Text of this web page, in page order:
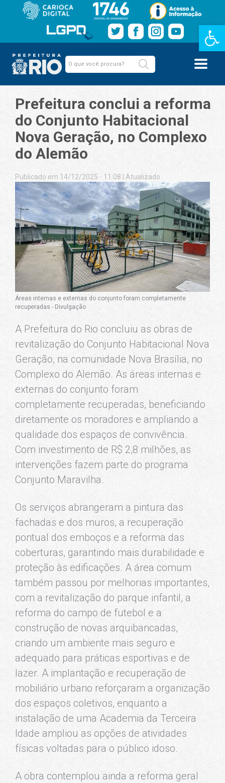
Barra de
Prefeitura conclui a reforma
do Conjunto Habitacional
Nova Geração, no Complexo
do Alemão
Publicado em 14/12/2025 - 11:08 Atualizado
Áreas internas e externas do conjunto foram completamente
recuperadas - Divulgação
A Prefeitura do Rio concluiu as obras de
revitalização do Conjunto Habitacional Nova
Geração, na comunidade Nova Brasília, no
Complexo do Alemão. As áreas internas e
externas do conjunto foram
completamente recuperadas, beneficiando
diretamente os moradores e ampliando a
qualidade dos espaços de convivência.
Com investimento de R$ 2,8 milhões, as
intervenções fazem parte do programa
Conjunto Maravilha.
Os serviços abrangeram a pintura das
fachadas e dos muros, a recuperação
pontual dos emboços e a reforma das
coberturas, garantindo mais durabilidade e
proteção às edificações. A área comum
também passou por melhorias importantes,
com a revitalização do parque infantil, a
reforma do campo de futebol e a
construção de novas arquibancadas,
criando um ambiente mais seguro e
adequado para práticas esportivas e de
lazer. A implantação e recuperação de
mobiliário urbano reforçaram a organização
dos espaços coletivos, enquanto a
instalação de uma Academia da Terceira
Idade ampliou as opções de atividades
físicas voltadas para o público idoso.
A obra contemplou ainda a reforma geral